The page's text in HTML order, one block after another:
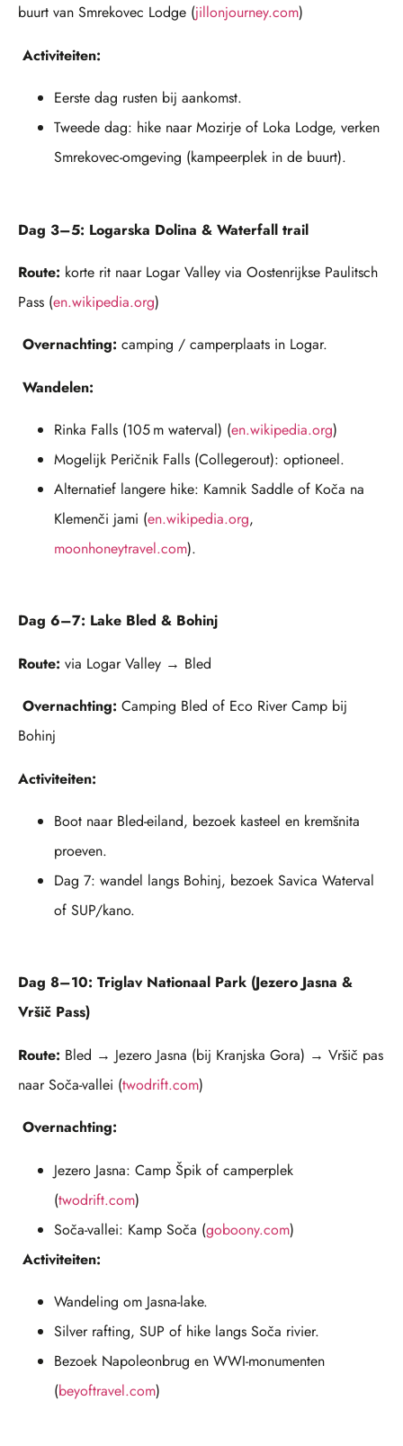
buurt van Smrekovec Lodge (jillonjourney.com)
Activiteiten:
Eerste dag rusten bij aankomst.
Tweede dag: hike naar Mozirje of Loka Lodge, verken
Smrekovec-omgeving (kampeerplek in de buurt).
Dag 3–5: Logarska Dolina & Waterfall trail
Route: korte rit naar Logar Valley via Oostenrijkse Paulitsch
Pass (en.wikipedia.org)
Overnachting: camping / camperplaats in Logar.
Wandelen:
Rinka Falls (105 m waterval) (en.wikipedia.org)
Mogelijk Peričnik Falls (Collegerout): optioneel.
Alternatief langere hike: Kamnik Saddle of Koča na
Klemenči jami (en.wikipedia.org,
moonhoneytravel.com).
Dag 6–7: Lake Bled & Bohinj
Route: via Logar Valley → Bled
Overnachting: Camping Bled of Eco River Camp bij
Bohinj
Activiteiten:
Boot naar Bled-eiland, bezoek kasteel en kremšnita
proeven.
Dag 7: wandel langs Bohinj, bezoek Savica Waterval
of SUP/kano.
Dag 8–10: Triglav Nationaal Park (Jezero Jasna &
Vršič Pass)
Route: Bled → Jezero Jasna (bij Kranjska Gora) → Vršič pas
naar Soča-vallei (twodrift.com)
Overnachting:
Jezero Jasna: Camp Špik of camperplek
(twodrift.com)
Soča-vallei: Kamp Soča (goboony.com)
Activiteiten:
Wandeling om Jasna-lake.
Silver rafting, SUP of hike langs Soča rivier.
Bezoek Napoleonbrug en WWI-monumenten
(beyoftravel.com)